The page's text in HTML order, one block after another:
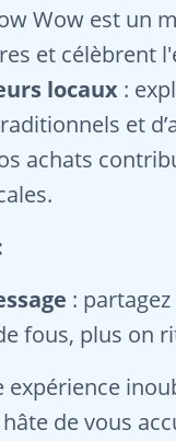
Wow est un
et célèbrent
locaux :
et
achats
:
fous, plus on
expérience
de vous